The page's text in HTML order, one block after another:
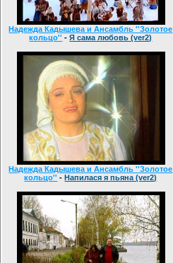
Надежда Кадышева и Ансамбль ''Золотое
кольцо'' -Я сама любовь (ver2)
Надежда Кадышева и Ансамбль ''Золотое
кольцо'' -Напилася я пьяна (ver2)